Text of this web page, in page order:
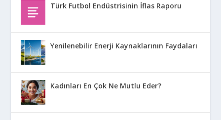
Türk Futbol Endüstrisinin İflas Raporu
Yenilenebilir Enerji Kaynaklarının Faydaları
Kadınları En Çok Ne Mutlu Eder?